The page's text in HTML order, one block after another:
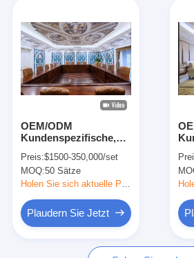
Produkte
Videos
VR-Show
Werksbesichtigung
Qualitätskontrolle
Kontakt mit uns
OEM/ODM
Kundenspezifische,
Clubmöbellösung für
luxuriöse
Gewerbeflächen
Preis:$1500-350,000/set
MOQ:50 Sätze
Holen Sie sich aktuelle Preis
Plaudern Sie Jetzt